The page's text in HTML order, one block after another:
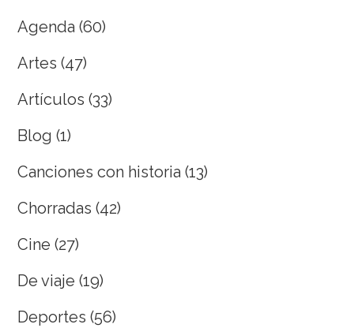
Agenda (60)
Artes (47)
Artículos (33)
Blog (1)
Canciones con historia (13)
Chorradas (42)
Cine (27)
De viaje (19)
Deportes (56)